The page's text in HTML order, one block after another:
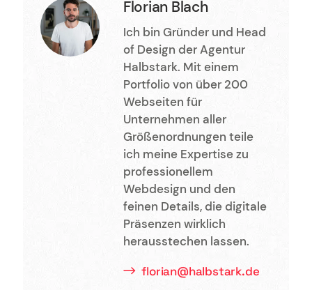
Florian Blach
Ich bin Gründer und Head
of Design der Agentur
Halbstark. Mit einem
Portfolio von über 200
Webseiten für
Unternehmen aller
Größenordnungen teile
ich meine Expertise zu
professionellem
Webdesign und den
feinen Details, die digitale
Präsenzen wirklich
herausstechen lassen.
florian@halbstark.de